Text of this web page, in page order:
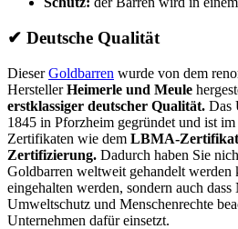
✔ Deutsche Qualität
DieserGoldbarren wurde von dem
HerstellerHeimerle und Meule
erstklassiger deutscher Qualität. Das
1845 in Pforzheim gegründet und ist
Zertifikaten wie dem LBMA-
Zertifizierung. Dadurch haben Sie
Goldbarren weltweit gehandelt werden
eingehalten werden, sondern auch
Umweltschutz und Menschenrechte
Unternehmen dafür einsetzt.